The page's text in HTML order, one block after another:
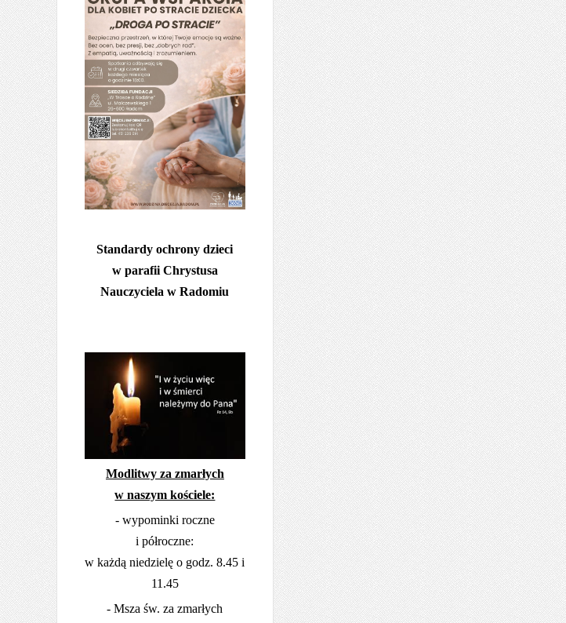
Standardy ochrony dzieci
w parafii Chrystusa
Nauczyciela w Radomiu
Modlitwy za zmarłych
w naszym kościele:
- wypominki roczne
i półroczne:
w każdą niedzielę o godz. 8.45 i
11.45
- Msza św. za zmarłych